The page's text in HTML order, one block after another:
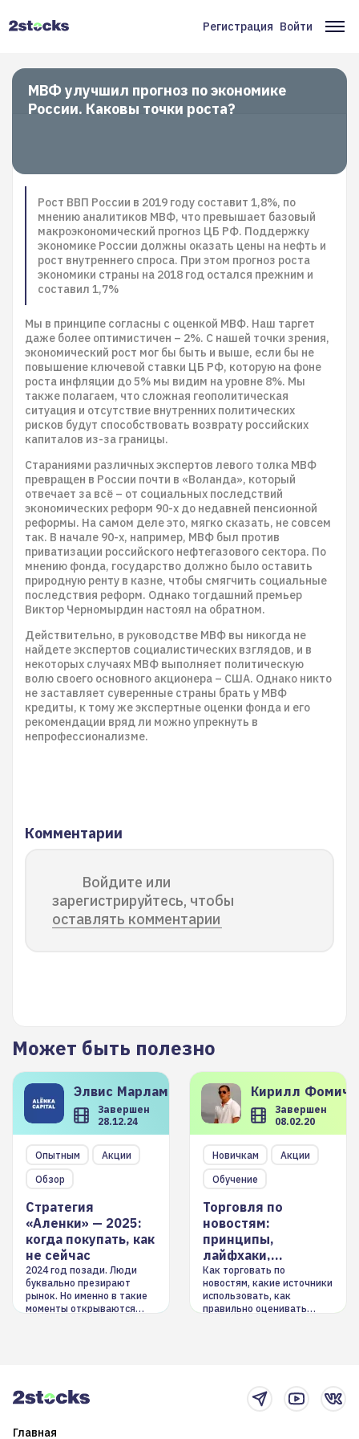
Меню
учётной
записи
пользователя
Регистрация Войти
МВФ улучшил прогноз по экономике
России. Каковы точки роста?
Рост ВВП России в 2019 году составит 1,8%, по
мнению аналитиков МВФ, что превышает базовый
макроэкономический прогноз ЦБ РФ. Поддержку
экономике России должны оказать цены на нефть и
рост внутреннего спроса. При этом прогноз роста
экономики страны на 2018 год остался прежним и
составил 1,7%
Мы в принципе согласны с оценкой МВФ. Наш таргет
даже более оптимистичен – 2%. С нашей точки зрения,
экономический рост мог бы быть и выше, если бы не
повышение ключевой ставки ЦБ РФ, которую на фоне
роста инфляции до 5% мы видим на уровне 8%. Мы
также полагаем, что сложная геополитическая
ситуация и отсутствие внутренних политических
рисков будут способствовать возврату российских
капиталов из-за границы.
Стараниями различных экспертов левого толка МВФ
превращен в России почти в «Воланда», который
отвечает за всё – от социальных последствий
экономических реформ 90-х до недавней пенсионной
реформы. На самом деле это, мягко сказать, не совсем
так. В начале 90-х, например, МВФ был против
приватизации российского нефтегазового сектора. По
мнению фонда, государство должно было оставить
природную ренту в казне, чтобы смягчить социальные
последствия реформ. Однако тогдашний премьер
Виктор Черномырдин настоял на обратном.
Действительно, в руководстве МВФ вы никогда не
найдете экспертов социалистических взглядов, и в
некоторых случаях МВФ выполняет политическую
волю своего основного акционера – США. Однако никто
не заставляет суверенные страны брать у МВФ
кредиты, к тому же экспертные оценки фонда и его
рекомендации вряд ли можно упрекнуть в
непрофессионализме.
Комментарии
Войдите или
зарегистрируйтесь, чтобы
оставлять комментарии
Может быть полезно
Элвис Марламов
Завершен
28.12.24
Опытным
Акции
Обзор
Стратегия
«Аленки» — 2025:
когда покупать, как
не сейчас
2024 год позади. Люди
буквально презирают
рынок. Но именно в такие
моменты открываются
Кирилл
Завершен
08.02.20
Новичкам
Акции
Обучение
Торговля по
новостям:
принципы,
лайфхаки,
инструменты
Как торговать по
новостям, какие источники
использовать, как
правильно оценивать
Главная